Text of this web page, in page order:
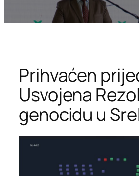
Prihvaćen
Usvojena
genocidu u